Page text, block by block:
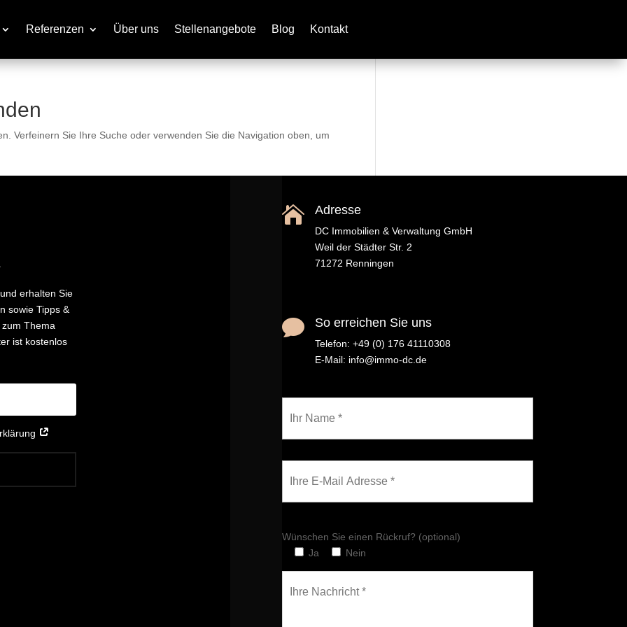
Referenzen Über uns Stellenangebote Blog Kontakt
Verfeinern Sie Ihre Suche oder verwenden Sie die Navigation oben, um
erhalten Sie
sowie Tipps &
Thema
ist kostenlos
 Adresse
DC Immobilien & Verwaltung GmbH
Weil der Städter Str. 2
71272 Renningen
 So erreichen Sie uns
Telefon: ‪+49 (0) 176 41110308
E-Mail: info@immo-dc.de
Wünschen Sie einen Rückruf? (optional)
Ja
Nein